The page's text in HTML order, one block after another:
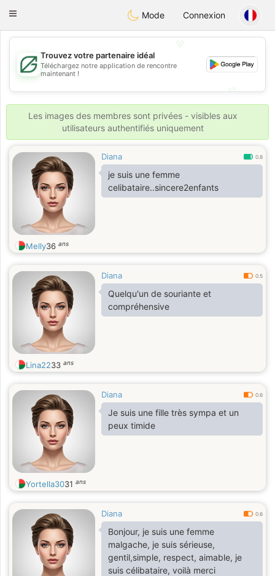
Gulf Dating
Toggle
Mode Connexion
💖
Trouvez votre partenaire idéal
Téléchargez notre application de rencontre
maintenant !
Les images des membres sont privées - visibles aux
utilisateurs authentifiés uniquement
Diana 0.8
je suis une femme
celibataire..sincere2enfants
Melly36 ans
Diana 0.5
Quelqu'un de souriante et
compréhensive
Lina2233 ans
Diana 0.6
Je suis une fille très sympa et un
peux timide
Yortella3031 ans
Diana 0.6
Bonjour, je suis une femme
malgache, je suis sérieuse,
gentil,simple, respect, aimable, je
suis célibataire, voilà merci